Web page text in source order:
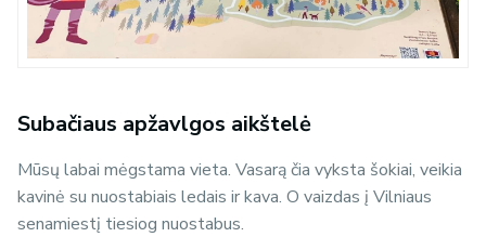
Subačiaus apžavlgos aikštelė
Mūsų labai mėgstama vieta. Vasarą čia vyksta šokiai, veikia
kavinė su nuostabiais ledais ir kava. O vaizdas į Vilniaus
senamiestį tiesiog nuostabus.